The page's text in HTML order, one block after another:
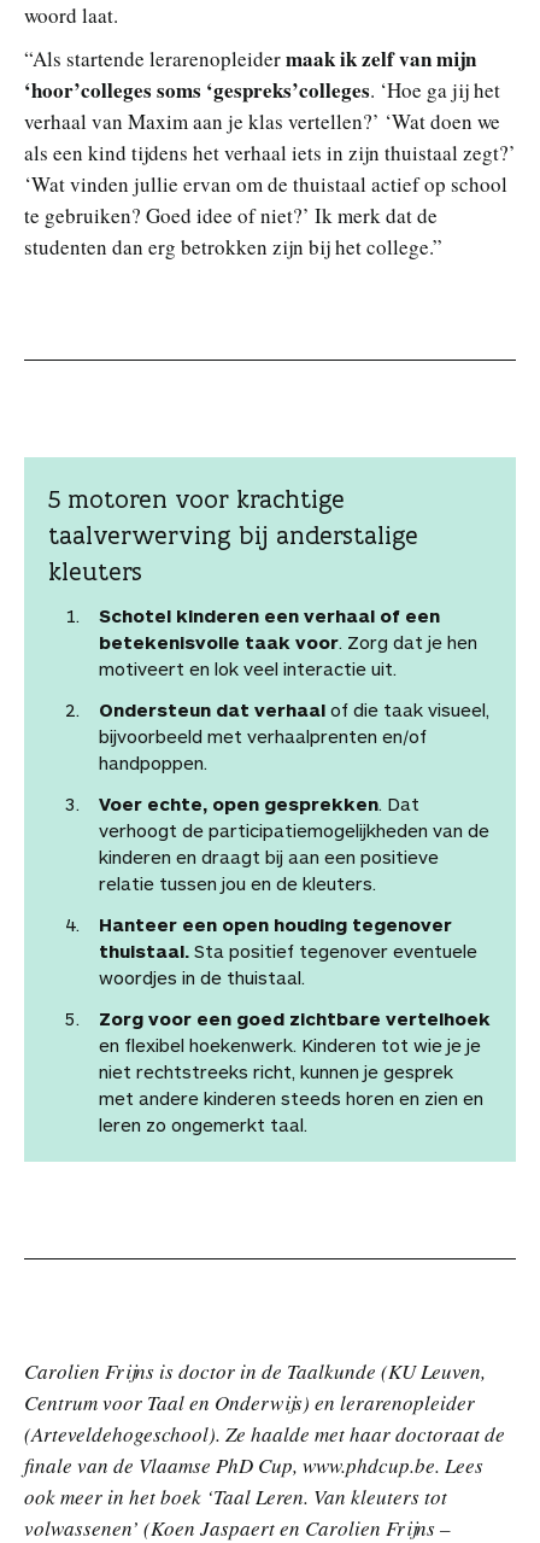
woord laat.
“Als startende lerarenopleidermaak ik zelf van mijn
‘hoor’colleges soms ‘gespreks’colleges. ‘Hoe ga jij het
verhaal van Maxim aan je klas vertellen?’ ‘Wat doen we
als een kind tijdens het verhaal iets in zijn thuistaal zegt?’
‘Wat vinden jullie ervan om de thuistaal actief op school
te gebruiken? Goed idee of niet?’ Ik merk dat de
studenten dan erg betrokken zijn bij het college.”
5 motoren voor krachtige
taalverwerving bij anderstalige
kleuters
Schotel kinderen een verhaal of een
betekenisvolle taak voor. Zorg dat je hen
motiveert en lok veel interactie uit.
Ondersteun dat verhaal of die taak visueel,
bijvoorbeeld met verhaalprenten en/of
handpoppen.
Voer echte, open gesprekken. Dat
verhoogt de participatiemogelijkheden van de
kinderen en draagt bij aan een positieve
relatie tussen jou en de kleuters.
Hanteer een open houding tegenover
thuistaal. Sta positief tegenover eventuele
woordjes in de thuistaal.
Zorg voor een goed zichtbare vertelhoek
en flexibel hoekenwerk. Kinderen tot wie je je
niet rechtstreeks richt, kunnen je gesprek
met andere kinderen steeds horen en zien en
leren zo ongemerkt taal.
Carolien Frijns is doctor in de Taalkunde (KU Leuven,
Centrum voor Taal en Onderwijs) en lerarenopleider
(Arteveldehogeschool). Ze haalde met haar doctoraat de
finale van de Vlaamse PhD Cup, www.phdcup.be. Lees
ook meer in het boek ‘Taal Leren. Van kleuters tot
volwassenen’ (Koen Jaspaert en Carolien Frijns –